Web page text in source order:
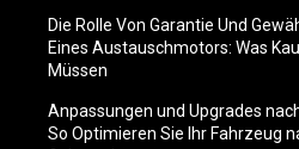
Die Rolle Von Garantie Und
Eines Austauschmotors: Was
Müssen
Anpassungen und Upgrades
So Optimieren Sie Ihr Fahrzeug